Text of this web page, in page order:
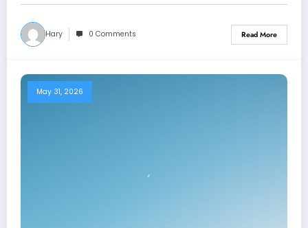
Hary 0 Comments Read More
May 31, 2026